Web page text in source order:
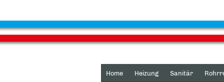
Home Heizung Sanitär